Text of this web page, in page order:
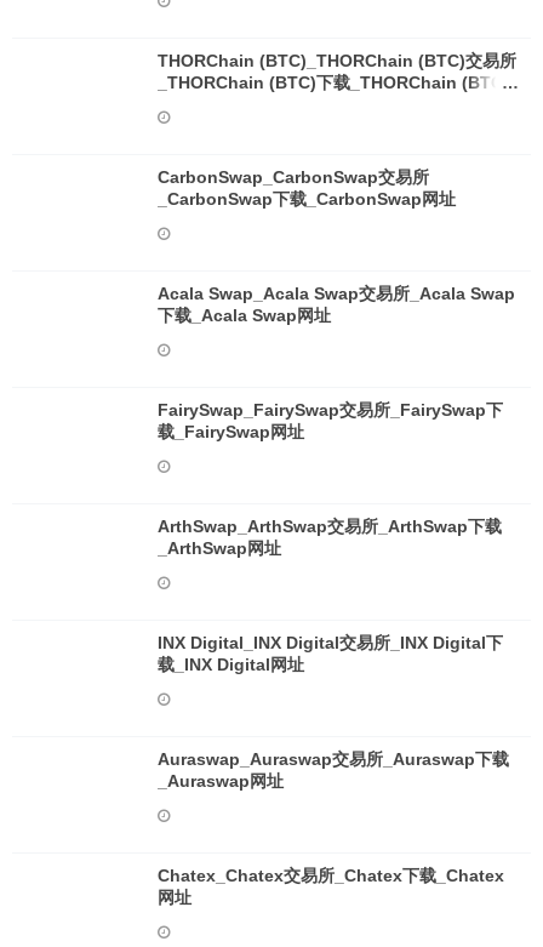
THORChain (BTC)_THORChain (BTC)交易所
_THORChain (BTC)下载_THORChain (BTC)
CarbonSwap_CarbonSwap交易所
_CarbonSwap下载_CarbonSwap网址
Acala Swap_Acala Swap交易所_Acala Swap
下载_Acala Swap网址
FairySwap_FairySwap交易所_FairySwap下
载_FairySwap网址
ArthSwap_ArthSwap交易所_ArthSwap下载
_ArthSwap网址
INX Digital_INX Digital交易所_INX Digital下
载_INX Digital网址
Auraswap_Auraswap交易所_Auraswap下载
_Auraswap网址
Chatex_Chatex交易所_Chatex下载_Chatex
网址